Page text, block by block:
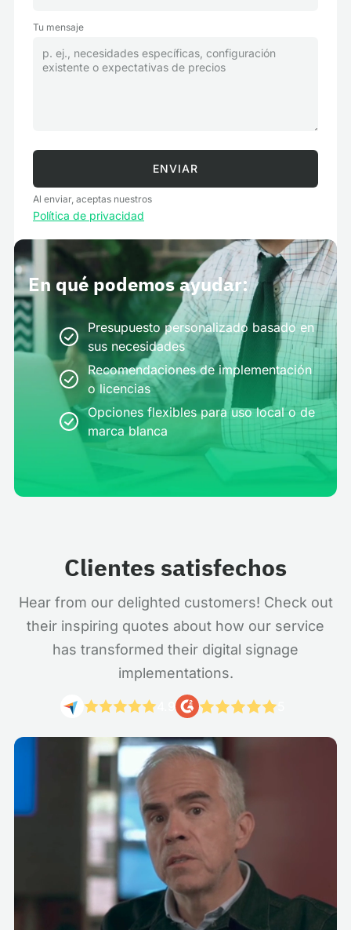
Tu mensaje
Al enviar, aceptas nuestros
Política de privacidad
En qué podemos ayudar:
Presupuesto personalizado basado en
sus necesidades
Recomendaciones de implementación
o licencias
Opciones flexibles para uso local o de
marca blanca
Clientes satisfechos
Hear from our delighted customers! Check out
their inspiring quotes about how our service
has transformed their digital signage
implementations.
4.9